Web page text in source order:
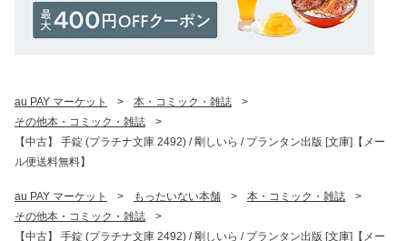
au PAY マーケット > 本・コミック・雑誌
>
その他本・コミック・雑誌
>
【中古】 手錠 (プラチナ文庫 2492) / 剛しいら / プランタン出版 [文庫]【メー
ル便送料無料】
au PAY マーケット > もったいない本舗 > 本・コミック・雑誌
>
その他本・コミック・雑誌
>
【中古】 手錠 (プラチナ文庫 2492) / 剛しいら / プランタン出版 [文庫]【メー